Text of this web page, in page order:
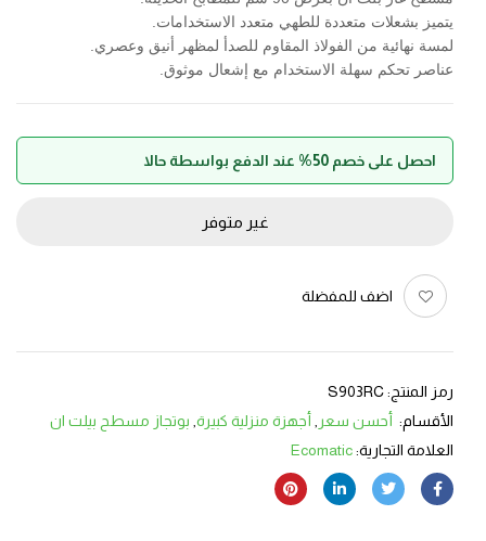
يتميز بشعلات متعددة للطهي متعدد الاستخدامات.
لمسة نهائية من الفولاذ المقاوم للصدأ لمظهر أنيق وعصري.
عناصر تحكم سهلة الاستخدام مع إشعال موثوق.
احصل على خصم 50% عند الدفع بواسطة حالا
غير متوفر
اضف للمفضلة
رمز المنتج:S903RC
الأقسام: أحسن سعر أجهزة منزلية كبيرة بوتجاز مسطح بيلت ان
العلامة التجارية:Ecomatic